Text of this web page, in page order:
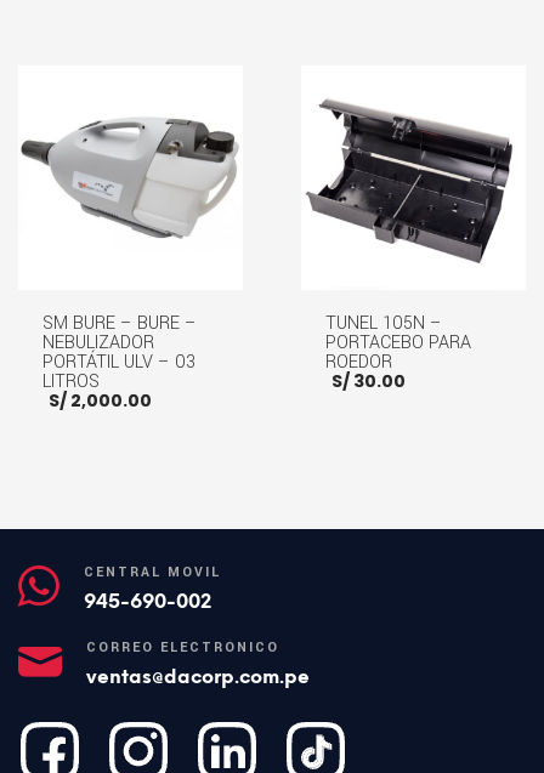
AÑADIR AL CARRITO
SM BURE – BURE –
NEBULIZADOR
PORTÁTIL ULV – 03
LITROS
S/ 2,000.00
TUNEL 105N –
PORTACEBO PARA
ROEDOR
S/30.00
CENTRAL MÓVIL
945-690-002
CORREO ELECTRÓNICO
ventas@dacorp.com.pe